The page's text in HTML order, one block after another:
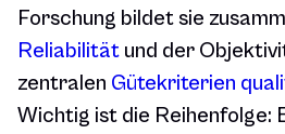
Forschung bildet sie
Reliabilität und der
zentralen Gütekriterien
Wichtig ist die Reihenfolge: